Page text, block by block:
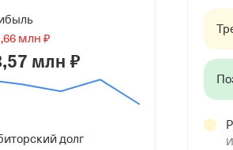
млн ₽
млн ₽
долг